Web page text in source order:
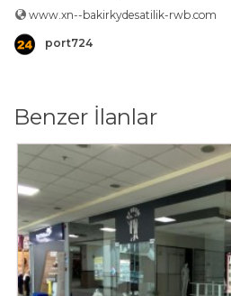
www.xn--bakirkydesatilik-rwb.com
port724
Benzer İlanlar